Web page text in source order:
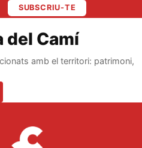
SUBSCRIU-TE
del Camí
amb el territori: patrimoni,